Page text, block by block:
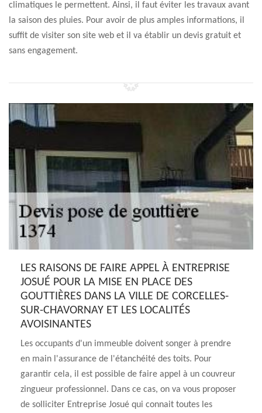
climatiques le permettent. Ainsi, il faut éviter les travaux avant
la saison des pluies. Pour avoir de plus amples informations, il
suffit de visiter son site web et il va établir un devis gratuit et
sans engagement.
LES RAISONS DE FAIRE APPEL À ENTREPRISE
JOSUÉ POUR LA MISE EN PLACE DES
GOUTTIÈRES DANS LA VILLE DE CORCELLES-
SUR-CHAVORNAY ET LES LOCALITÉS
AVOISINANTES
Les occupants d'un immeuble doivent songer à prendre
en main l'assurance de l'étanchéité des toits. Pour
garantir cela, il est possible de faire appel à un couvreur
zingueur professionnel. Dans ce cas, on va vous proposer
de solliciter Entreprise Josué qui connait toutes les